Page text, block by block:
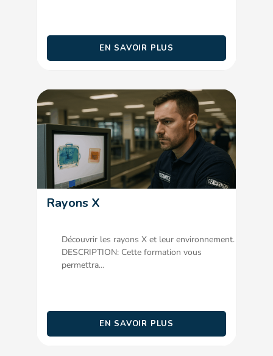
EN SAVOIR PLUS
Rayons X
Découvrir les rayons X et leur environnement.
DESCRIPTION: Cette formation vous
permettra…
EN SAVOIR PLUS